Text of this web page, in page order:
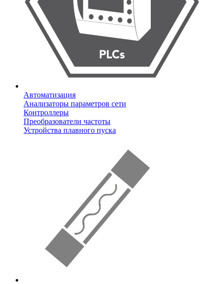
Автоматизация
Анализаторы параметров сети
Контроллеры
Преобразователи частоты
Устройства плавного пуска